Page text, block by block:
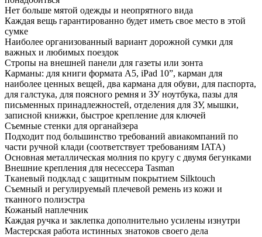
Нет больше мятой одежды и неопрятного вида
Каждая вещь гарантированно будет иметь свое место в этой
сумке
Наиболее организованный вариант дорожной сумки для
важных и любимых поездок
Стропы на внешней панели для газеты или зонта
Карманы: для книги формата А5, iPad 10”, карман для
наиболее ценных вещей, два кармана для обуви, для паспорта,
для галстука, для поясного ремня и ЗУ ноутбука, пазы для
письменных принадлежностей, отделения для ЗУ, мышки,
записной книжки, быстрое крепление для ключей
Съемные стенки для органайзера
Подходит под большинство требований авиакомпаний по
части ручной клади (соответствует требованиям IATA)
Основная металлическая молния по кругу с двумя бегунками
Внешние крепления для несессера Tasman
Тканевый подклад с защитным покрытием Silktouch
Съемный и регулируемый плечевой ремень из кожи и
тканного полиэстра
Кожаный наплечник
Каждая ручка и заклепка дополнительно усилены изнутри
Мастерская работа истинных знатоков своего дела